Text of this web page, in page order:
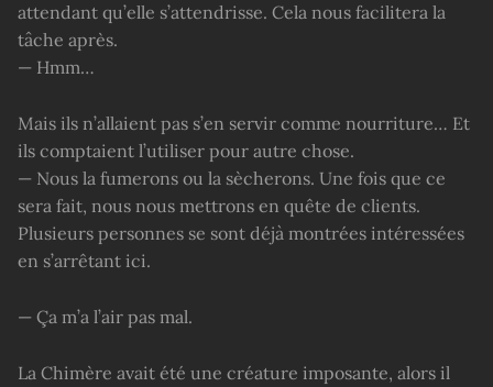
attendant qu’elle s’attendrisse. Cela nous facilitera la
tâche après.
— Hmm…
Mais ils n’allaient pas s’en servir comme nourriture… Et
ils comptaient l’utiliser pour autre chose.
— Nous la fumerons ou la sècherons. Une fois que ce
sera fait, nous nous mettrons en quête de clients.
Plusieurs personnes se sont déjà montrées intéressées
en s’arrêtant ici.
— Ça m’a l’air pas mal.
La Chimère avait été une créature imposante, alors il